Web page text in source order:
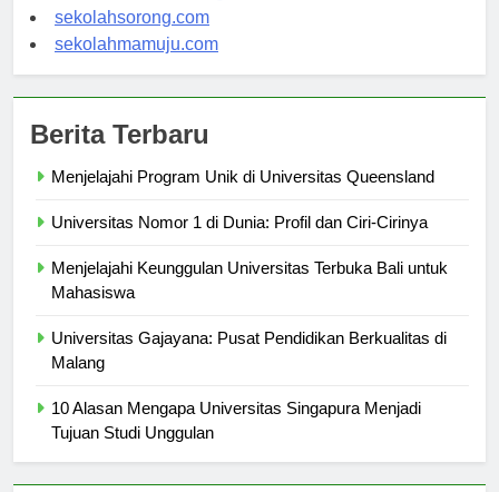
sekolahindonesia.org
sekolahsorong.com
Menjelajahi Keunggulan Universitas Terbuka Bali untuk
Universitas Gajayana: Pusat Pendidikan Berkualitas di
10 Alasan Mengapa Universitas Singapura Menjadi